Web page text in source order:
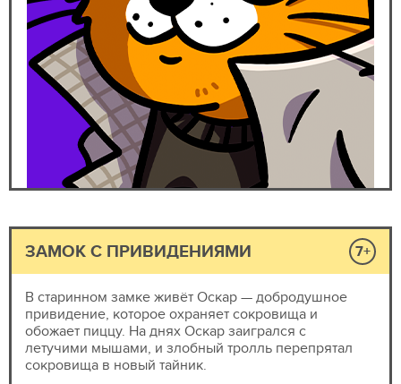
ЗАМОК С ПРИВИДЕНИЯМИ 7+
В старинном замке живёт Оскар — добродушное
привидение, которое охраняет сокровища и
обожает пиццу. На днях Оскар заигрался с
летучими мышами, и злобный тролль перепрятал
сокровища в новый тайник.